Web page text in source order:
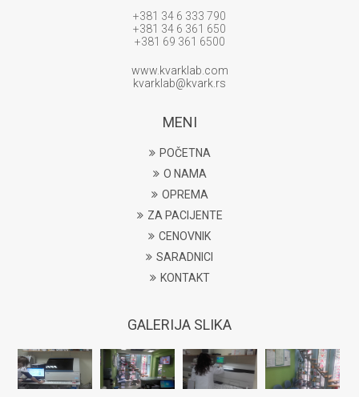
+381 34 6 333 790
+381 34 6 361 650
+381 69 361 6500
www.kvarklab.com
kvarklab@kvark.rs
MENI
POČETNA
O NAMA
OPREMA
ZA PACIJENTE
CENOVNIK
SARADNICI
KONTAKT
GALERIJA SLIKA